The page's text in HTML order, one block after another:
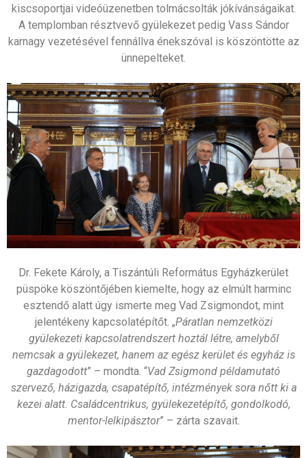
kiscsoportjai videóüzenetben tolmácsolták jókívánságaikat.
A templomban résztvevő gyülekezet pedig Vass Sándor
karnagy vezetésével fennállva énekszóval is köszöntötte az
ünnepelteket.
Dr. Fekete Károly, a Tiszántúli Református Egyházkerület
püspöke köszöntőjében kiemelte, hogy az elmúlt harminc
esztendő alatt úgy ismerte meg Vad Zsigmondot, mint
jelentékeny kapcsolatépítőt. „Páratlan nemzetközi
gyülekezeti kapcsolatrendszert hoztál létre, amelyből
nemcsak a gyülekezet, hanem az egész kerület és egyház is
gazdagodott” – mondta. “Vad Zsigmond példamutató
szervező, házigazda, csapatépítő, intézmények sora nőtt ki a
kezei alatt. Családcentrikus, gyülekezetépítő, gondolkodó,
mentor-lelkipásztor” – zárta szavait.